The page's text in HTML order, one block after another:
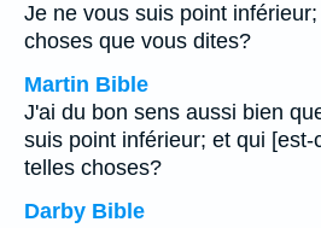
Je ne vous suis point
choses que vous dites?
Martin Bible
J'ai du bon sens aussi bien
suis point inférieur; et qui
telles choses?
Darby Bible